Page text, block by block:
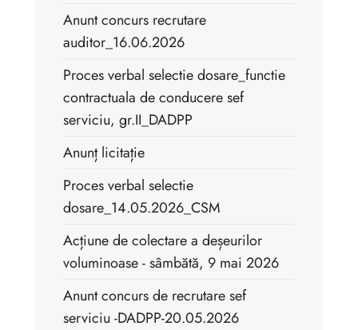
Anunt concurs recrutare
auditor_16.06.2026
Proces verbal selectie dosare_functie
contractuala de conducere sef
serviciu, gr.II_DADPP
Anunț licitație
Proces verbal selectie
dosare_14.05.2026_CSM
Acțiune de colectare a deșeurilor
voluminoase - sâmbătă, 9 mai 2026
Anunt concurs de recrutare sef
serviciu -DADPP-20.05.2026